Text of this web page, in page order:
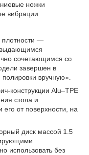
ножки
вибрации
плотности —
сочетающимся со
завершен в
вручную».
конструкции Alu–TPE
стола и
от поверхности, на
диск массой 1.5
использовать без